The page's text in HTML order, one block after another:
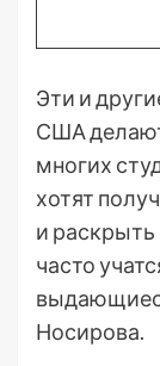
Эти и
США
многих
хотят
и раскрыть
часто
Носирова.